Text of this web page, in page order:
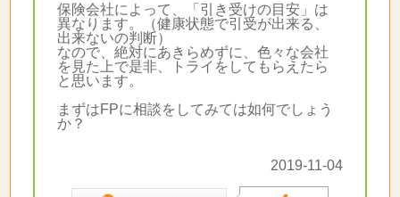
保険会社によって、「引き受けの目安」は
異なります。（健康状態で引受が出来る、
出来ないの判断）
なので、絶対にあきらめずに、色々な会社
を見た上で是非、トライをしてもらえたら
と思います。
まずはFPに相談をしてみては如何でしょう
か？
2019-11-04